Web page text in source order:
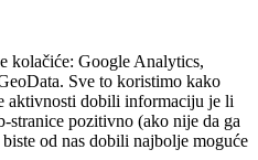
kolačiće: Google Analytics,
Sve to koristimo kako
aktivnosti dobili informaciju je li
stranice pozitivno (ako nije da ga
od nas dobili najbolje moguće